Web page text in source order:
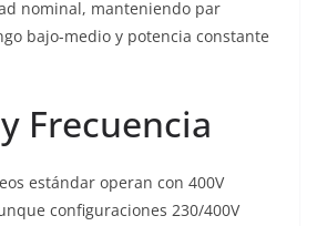
nominal, manteniendo par
bajo-medio y potencia constante
Frecuencia
estándar operan con 400V
configuraciones 230/400V